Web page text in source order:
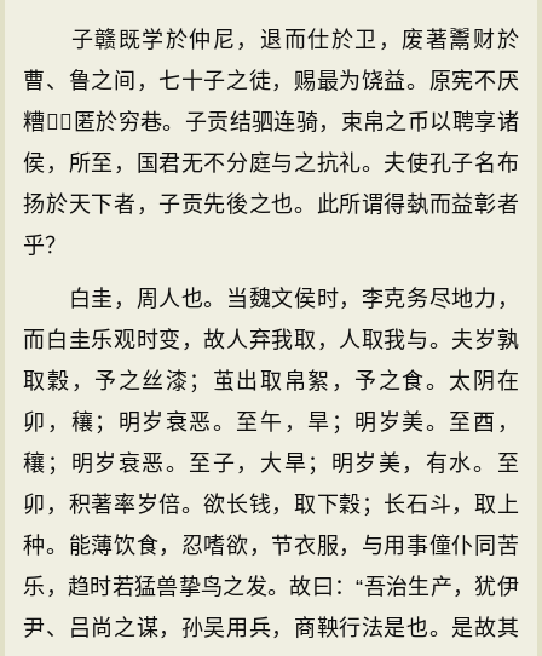
子赣既学於仲尼，退而仕於卫，废著鬻财於
曹、鲁之间，七十子之徒，赐最为饶益。原宪不厌
糟，匿於穷巷。子贡结驷连骑，束帛之币以聘享诸
侯，所至，国君无不分庭与之抗礼。夫使孔子名布
扬於天下者，子贡先後之也。此所谓得埶而益彰者
乎？
白圭，周人也。当魏文侯时，李克务尽地力，
而白圭乐观时变，故人弃我取，人取我与。夫岁孰
取穀，予之丝漆；茧出取帛絮，予之食。太阴在
卯，穰；明岁衰恶。至午，旱；明岁美。至酉，
穰；明岁衰恶。至子，大旱；明岁美，有水。至
卯，积著率岁倍。欲长钱，取下穀；长石斗，取上
种。能薄饮食，忍嗜欲，节衣服，与用事僮仆同苦
乐，趋时若猛兽挚鸟之发。故曰：“吾治生产，犹伊
尹、吕尚之谋，孙吴用兵，商鞅行法是也。是故其